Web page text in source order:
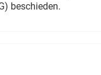
beschieden.